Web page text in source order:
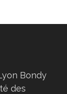
Bondy
des